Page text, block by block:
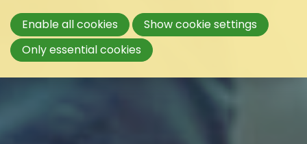
Enable all cookies
Show cookie settings
Only essential cookies